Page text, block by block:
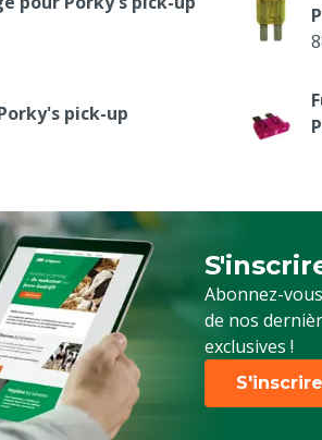
pick-up
Abonnez-
de nos
exclusives !
Inscrivez-
S'inscrire